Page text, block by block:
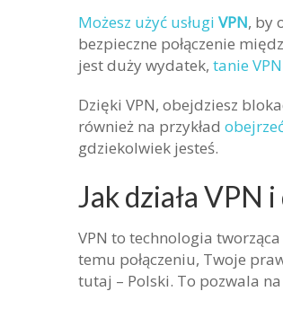
Możesz użyć usługi VPN, by
bezpieczne połączenie
jest duży wydatek, tanie
Dzięki VPN, obejdziesz
również na przykład
gdziekolwiek jesteś.
Jak działa VPN
VPN to technologia
temu połączeniu, Twoje
tutaj – Polski. To pozwala na